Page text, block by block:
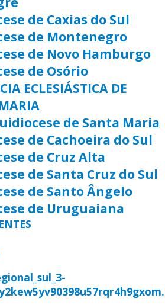
de Caxias do Sul
de Montenegro
de Novo Hamburgo
de Osório
ECLESIÁSTICA DE
de Santa Maria
de Cachoeira do Sul
de Cruz Alta
de Santa Cruz do Sul
de Santo Ângelo
de Uruguaiana